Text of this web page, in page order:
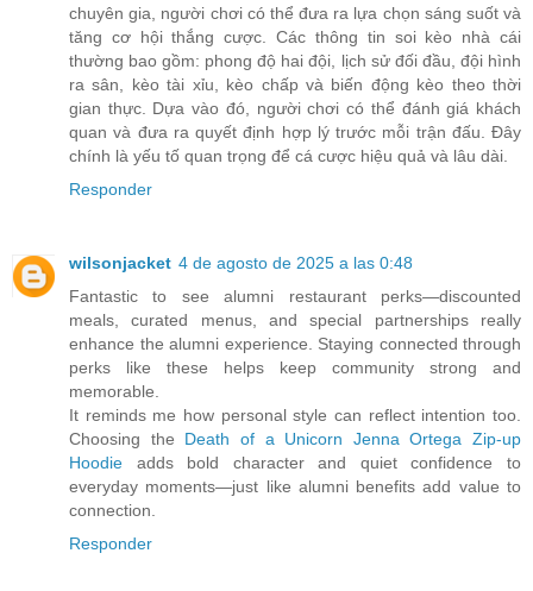
chuyên gia, người chơi có thể đưa ra lựa chọn sáng suốt và
tăng cơ hội thắng cược. Các thông tin soi kèo nhà cái
thường bao gồm: phong độ hai đội, lịch sử đối đầu, đội hình
ra sân, kèo tài xỉu, kèo chấp và biến động kèo theo thời
gian thực. Dựa vào đó, người chơi có thể đánh giá khách
quan và đưa ra quyết định hợp lý trước mỗi trận đấu. Đây
chính là yếu tố quan trọng để cá cược hiệu quả và lâu dài.
Responder
wilsonjacket 4 de agosto de 2025 a las 0:48
Fantastic to see alumni restaurant perks—discounted
meals, curated menus, and special partnerships really
enhance the alumni experience. Staying connected through
perks like these helps keep community strong and
memorable.
It reminds me how personal style can reflect intention too.
Choosing the Death of a Unicorn Jenna Ortega Zip‑up
Hoodie adds bold character and quiet confidence to
everyday moments—just like alumni benefits add value to
connection.
Responder